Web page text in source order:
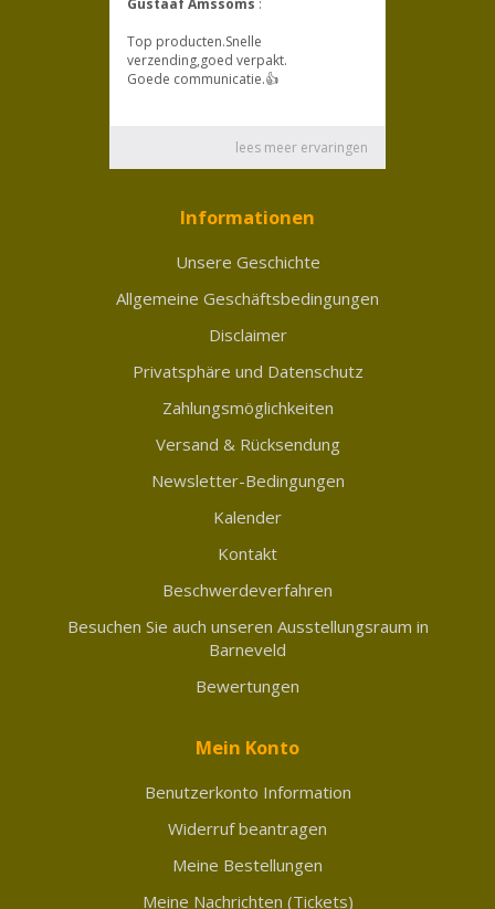
Informationen
Unsere Geschichte
Allgemeine Geschäftsbedingungen
Disclaimer
Privatsphäre und Datenschutz
Zahlungsmöglichkeiten
Versand & Rücksendung
Newsletter-Bedingungen
Kalender
Kontakt
Beschwerdeverfahren
Besuchen Sie auch unseren Ausstellungsraum in
Barneveld
Bewertungen
Mein Konto
Benutzerkonto Information
Widerruf beantragen
Meine Bestellungen
Meine Nachrichten (Tickets)